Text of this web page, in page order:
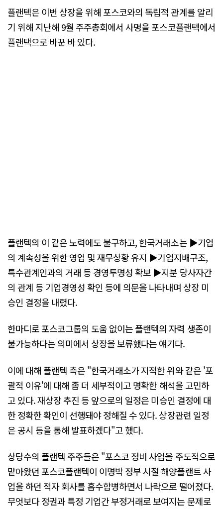
플랜텍은 이번 상장을 위해 포스코와의 독립적 관계를 알리
기 위해 지난해 9월 주주총회에서 사명을 포스코플랜텍에서
플랜택으로 바꾼 바 있다.
플랜텍의 이 같은 노력에도 불구하고, 한국거래소는 ▶기업
의 계속성을 위한 영업 및 재무상황 유지 ▶기업지배구조,
특수관계인과의 거래 등 경영투명성 확보 ▶지분 당사자간
의 관계 등 기업경영성 확인 등에 의문을 나타내며 상장 미
승인 결정을 내렸다.
한마디로 포스코그룹의 도움 없이는 플랜텍의 자력 생존이
불가능하다는 의미에서 상장을 보류했다는 얘기다.
이에 대해 플랜텍 측은 "한국거래소가 지적한 위와 같은 '포
괄적 이유'에 대해 좀 더 세부적이고 명확한 해석을 고민하
고 있다. 재상장 추진 등 앞으로의 일정은 미승인 결정에 대
한 정확한 확인이 선행돼야 정해질 수 있다. 상장관련 일정
은 공시 등을 통해 발표하겠다"고 했다.
상당수의 플랜텍 주주들은 "포스코 정비 사업을 주도적으로
맡아왔던 포스코플랜텍이 이명박 정부 시절 해양플랜트 사
업을 하던 적자 회사를 흡수합병하면서 나락으로 떨어졌다.
무엇보다 정권과 특정 기업간 부정거래로 보여지는 문제로